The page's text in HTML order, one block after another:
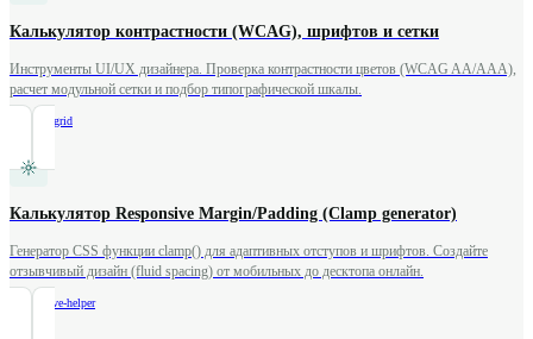
Калькулятор контрастности (WCAG), шрифтов и сетки
Инструменты UI/UX дизайнера. Проверка контрастности цветов (WCAG AA/AAA),
расчет модульной сетки и подбор типографической шкалы.
contrast-grid
Калькулятор Responsive Margin/Padding (Clamp generator)
Генератор CSS функции clamp() для адаптивных отступов и шрифтов. Создайте
отзывчивый дизайн (fluid spacing) от мобильных до десктопа онлайн.
responsive-helper